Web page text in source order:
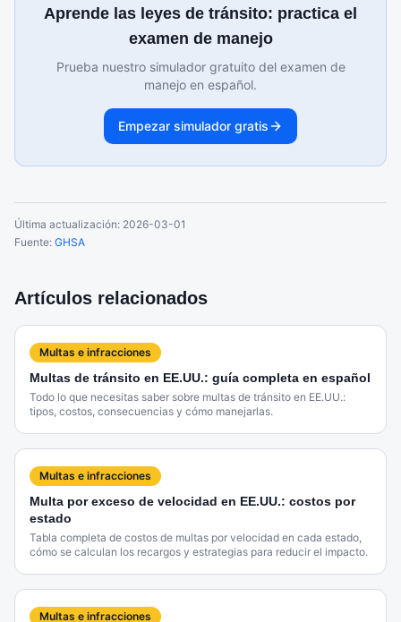
Aprende las leyes de tránsito: practica el
examen de manejo
Prueba nuestro simulador gratuito del examen de
manejo en español.
Empezar simulador gratis
Última actualización: 2026-03-01
Fuente: GHSA
Artículos relacionados
Multas e infracciones
Multas de tránsito en EE.UU.: guía completa en español
Todo lo que necesitas saber sobre multas de tránsito en EE.UU.:
tipos, costos, consecuencias y cómo manejarlas.
Multas e infracciones
Multa por exceso de velocidad en EE.UU.: costos por
estado
Tabla completa de costos de multas por velocidad en cada estado,
cómo se calculan los recargos y estrategias para reducir el impacto.
Multas e infracciones